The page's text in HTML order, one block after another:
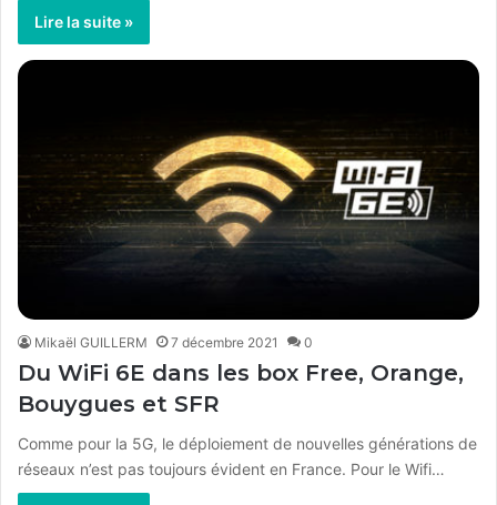
Lire la suite »
Mikaël GUILLERM 7 décembre 2021 0
Du WiFi 6E dans les box Free, Orange,
Bouygues et SFR
Comme pour la 5G, le déploiement de nouvelles générations de
réseaux n’est pas toujours évident en France. Pour le Wifi…